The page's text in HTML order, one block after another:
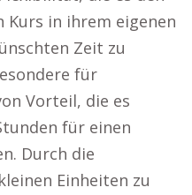
in ihrem eigenen
Zeit zu
für
Vorteil, die es
für einen
Durch die
Einheiten zu